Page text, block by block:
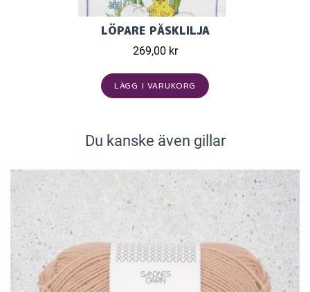
LÖPARE PÅSKLILJA
269,00 kr
LÄGG I VARUKORG
Du kanske även gillar